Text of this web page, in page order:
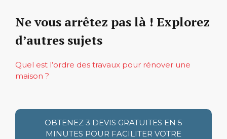
Ne vous arrêtez pas là ! Explorez
d’autres sujets
Quel est l’ordre des travaux pour rénover une
maison ?
OBTENEZ 3 DEVIS GRATUITES EN 5
MINUTES POUR FACILITER VOTRE